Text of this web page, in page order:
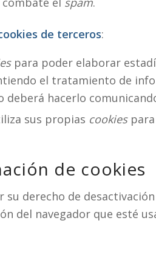
de terceros:
para poder elaborar
el tratamiento de
deberá hacerlo
sus propias cookiespara
de cookies
derecho de
del navegador que esté